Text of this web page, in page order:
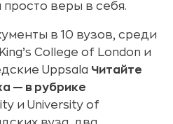
веры в себя.
в 10 вузов, среди
College of London и
Uppsala Читайте
— в рубрике
и University of